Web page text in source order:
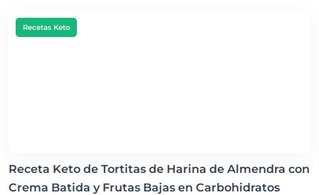
Recetas Keto
Receta Keto de Tortitas de Harina de Almendra con
Crema Batida y Frutas Bajas en Carbohidratos